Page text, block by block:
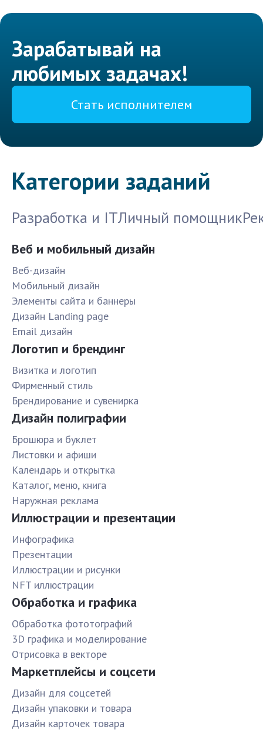
Зарабатывай на
любимых задачах!
Стать исполнителем
Категории заданий
Разработка и ITЛичный помощник
Веб и мобильный дизайн
Веб-дизайн
Мобильный дизайн
Элементы сайта и баннеры
Дизайн Landing page
Email дизайн
Логотип и брендинг
Визитка и логотип
Фирменный стиль
Брендирование и сувенирка
Дизайн полиграфии
Брошюра и буклет
Листовки и афиши
Календарь и открытка
Каталог, меню, книга
Наружная реклама
Иллюстрации и презентации
Инфографика
Презентации
Иллюстрации и рисунки
NFT иллюстрации
Обработка и графика
Обработка фототографий
3D графика и моделирование
Отрисовка в векторе
Маркетплейсы и соцсети
Дизайн для соцсетей
Дизайн упаковки и товара
Дизайн карточек товара